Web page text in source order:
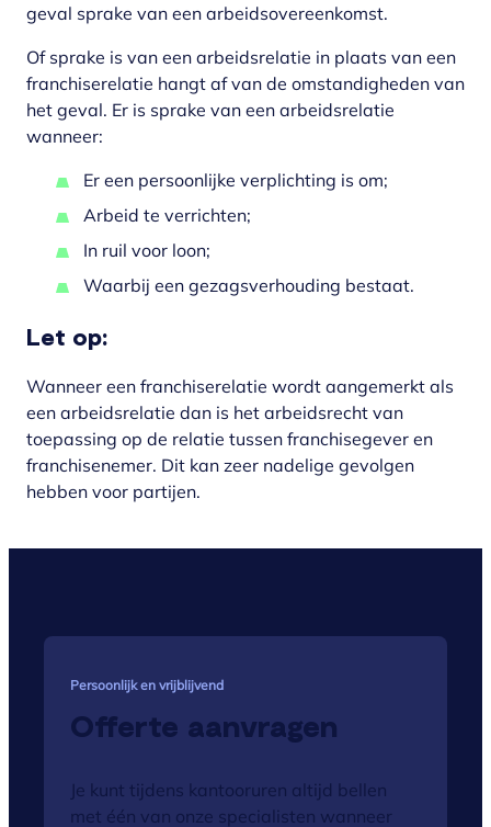
geval sprake van een arbeidsovereenkomst.
Of sprake is van een arbeidsrelatie in plaats van een
franchiserelatie hangt af van de omstandigheden van
het geval. Er is sprake van een arbeidsrelatie
wanneer:
Er een persoonlijke verplichting is om;
Arbeid te verrichten;
In ruil voor loon;
Waarbij een gezagsverhouding bestaat.
Let op:
Wanneer een franchiserelatie wordt aangemerkt als
een arbeidsrelatie dan is het arbeidsrecht van
toepassing op de relatie tussen franchisegever en
franchisenemer. Dit kan zeer nadelige gevolgen
hebben voor partijen.
Persoonlijk en vrijblijvend
Offerte aanvragen
Je kunt tijdens kantooruren altijd bellen
met één van onze specialisten wanneer